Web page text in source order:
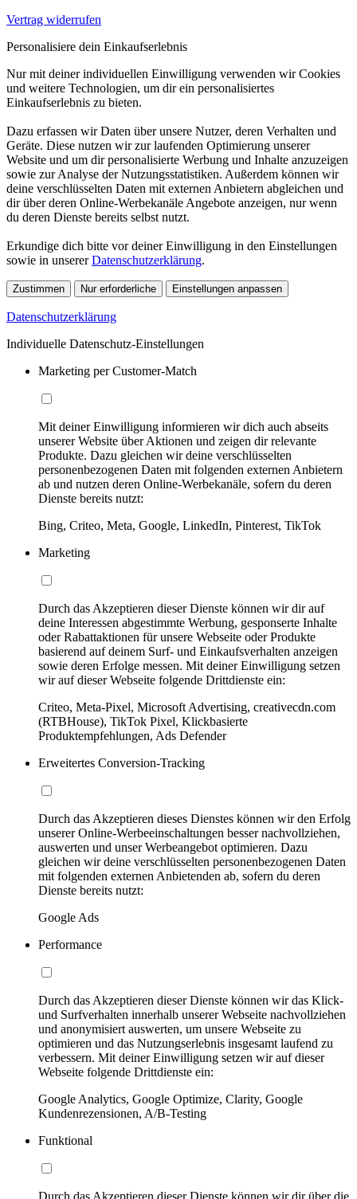
Vertrag widerrufen
Personalisiere dein Einkaufserlebnis
Nur mit deiner individuellen Einwilligung verwenden wir Cookies
und weitere Technologien, um dir ein personalisiertes
Einkaufserlebnis zu bieten.
Dazu erfassen wir Daten über unsere Nutzer, deren Verhalten und
Geräte. Diese nutzen wir zur laufenden Optimierung unserer
Website und um dir personalisierte Werbung und Inhalte anzuzeigen
sowie zur Analyse der Nutzungsstatistiken. Außerdem können wir
deine verschlüsselten Daten mit externen Anbietern abgleichen und
dir über deren Online-Werbekanäle Angebote anzeigen, nur wenn
du deren Dienste bereits selbst nutzt.
Erkundige dich bitte vor deiner Einwilligung in den Einstellungen
sowie in unsererDatenschutzerklärung.
Zustimmen Nur erforderliche Einstellungen anpassen
Datenschutzerklärung
Individuelle Datenschutz-Einstellungen
Marketing per Customer-Match
Mit deiner Einwilligung informieren wir dich auch abseits
unserer Website über Aktionen und zeigen dir relevante
Produkte. Dazu gleichen wir deine verschlüsselten
personenbezogenen Daten mit folgenden externen Anbietern
ab und nutzen deren Online-Werbekanäle, sofern du deren
Dienste bereits nutzt:
Bing, Criteo, Meta, Google, LinkedIn, Pinterest, TikTok
Marketing
Durch das Akzeptieren dieser Dienste können wir dir auf
deine Interessen abgestimmte Werbung, gesponserte Inhalte
oder Rabattaktionen für unsere Webseite oder Produkte
basierend auf deinem Surf- und Einkaufsverhalten anzeigen
sowie deren Erfolge messen. Mit deiner Einwilligung setzen
wir auf dieser Webseite folgende Drittdienste ein:
Criteo, Meta-Pixel, Microsoft Advertising, creativecdn.com
(RTBHouse), TikTok Pixel, Klickbasierte
Produktempfehlungen, Ads Defender
Erweitertes Conversion-Tracking
Durch das Akzeptieren dieses Dienstes können wir den Erfolg
unserer Online-Werbeeinschaltungen besser nachvollziehen,
auswerten und unser Werbeangebot optimieren. Dazu
gleichen wir deine verschlüsselten personenbezogenen Daten
mit folgenden externen Anbietenden ab, sofern du deren
Dienste bereits nutzt:
Google Ads
Performance
Durch das Akzeptieren dieser Dienste können wir das Klick-
und Surfverhalten innerhalb unserer Webseite nachvollziehen
und anonymisiert auswerten, um unsere Webseite zu
optimieren und das Nutzungserlebnis insgesamt laufend zu
verbessern. Mit deiner Einwilligung setzen wir auf dieser
Webseite folgende Drittdienste ein:
Google Analytics, Google Optimize, Clarity, Google
Kundenrezensionen, A/B-Testing
Funktional
Durch das Akzeptieren dieser Dienste können wir dir über die